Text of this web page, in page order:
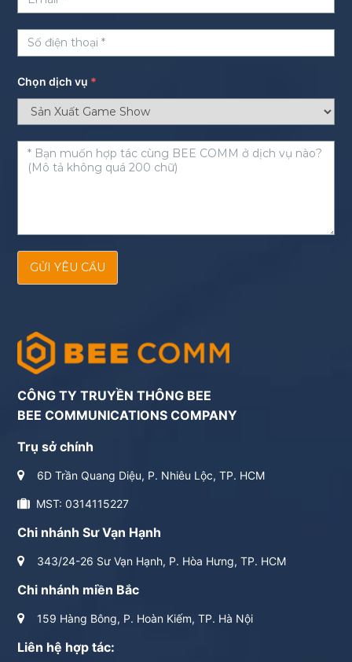
Chọn dịch vụ *
GỬI YÊU CẦU
CÔNG TY TRUYỀN THÔNG BEE
BEE COMMUNICATIONS COMPANY
Trụ sở chính
6D Trần Quang Diệu, P. Nhiêu Lộc, TP. HCM
MST: 0314115227
Chi nhánh Sư Vạn Hạnh
343/24-26 Sư Vạn Hạnh, P. Hòa Hưng, TP. HCM
Chi nhánh miền Bắc
159 Hàng Bông, P. Hoàn Kiếm, TP. Hà Nội
Liên hệ hợp tác: